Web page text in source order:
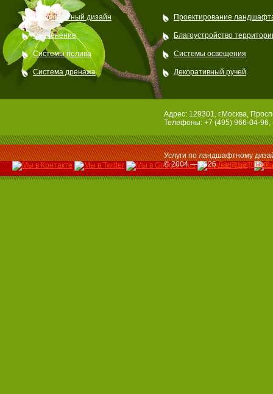
Ландшафтный дизайн Проектирование
Озеленение Благоустройство
Системы полива Системы освещения
Система дренажа Декоративный ручей
Адрес: 129301, г.Москва,
Телефоны: +7 (495) 966-04-96,
Услуги по ландшафтному
© 2004 — 2026Ландшафтный